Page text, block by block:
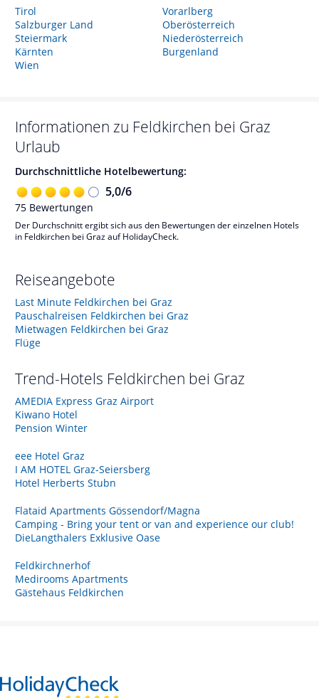
Tirol
Salzburger Land
Steiermark
Kärnten
Wien
Vorarlberg
Oberösterreich
Niederösterreich
Burgenland
Informationen zu Feldkirchen bei Graz
Urlaub
Durchschnittliche Hotelbewertung:
5,0/6
75 Bewertungen
Der Durchschnitt ergibt sich aus den Bewertungen der einzelnen Hotels
in Feldkirchen bei Graz auf HolidayCheck.
Reiseangebote
Last Minute Feldkirchen bei Graz
Pauschalreisen Feldkirchen bei Graz
Mietwagen Feldkirchen bei Graz
Flüge
Trend-Hotels Feldkirchen bei Graz
AMEDIA Express Graz Airport
Kiwano Hotel
Pension Winter
eee Hotel Graz
I AM HOTEL Graz-Seiersberg
Hotel Herberts Stubn
Flataid Apartments Gössendorf/Magna
Camping - Bring your tent or van and experience our club!
DieLangthalers Exklusive Oase
Feldkirchnerhof
Medirooms Apartments
Gästehaus Feldkirchen